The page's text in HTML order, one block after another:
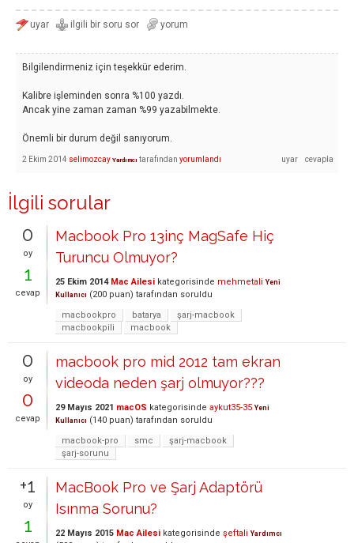
Bilgilendirmeniz için teşekkür ederim.
Kalibre işleminden sonra %100 yazdı.
Ancak yine zaman zaman %99 yazabilmekte.
Önemli bir durum değil sanıyorum.
2 Ekim 2014 selimozcay Yardımcı tarafından yorumlandı
İlgili sorular
0
oy
1
cevap
Macbook Pro 13inç MagSafe Hiç
Turuncu Olmuyor?
25 Ekim 2014 Mac Ailesi kategorisinde mehmetali Yeni
Kullanıcı (200 puan) tarafından soruldu
macbookpro
batarya
şarj-macbook
macbookpili
macbook
0
oy
0
cevap
macbook pro mid 2012 tam ekran
videoda neden şarj olmuyor???
29 Mayıs 2021 macOS kategorisinde aykut35-35 Yeni
Kullanıcı (140 puan) tarafından soruldu
macbook-pro
smc
şarj-macbook
şarj-sorunu
+1
oy
1
MacBook Pro ve Şarj Adaptörü
Isınma Sorunu?
22 Mayıs 2015 Mac Ailesi kategorisinde şeftali Yardımcı